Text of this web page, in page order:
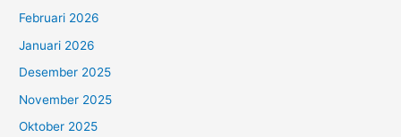
Februari 2026
Januari 2026
Desember 2025
November 2025
Oktober 2025